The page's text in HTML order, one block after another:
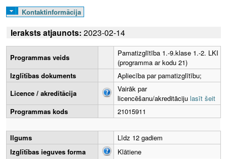
Kontaktinformācija
Ieraksts atjaunots: 2023-02-14
Programmas veids
Pamatizglītība 1.-9.klase 1.-2. LKI
(programma ar kodu 21)
Izglītības dokuments
Apliecība par pamatizglītību;
Licence / akreditācija
Vairāk par
licencēšanu/akreditāciju lasīt šeit
Programmas kods
21015911
Ilgums
Līdz 12 gadiem
Izglītības ieguves forma
Klātiene